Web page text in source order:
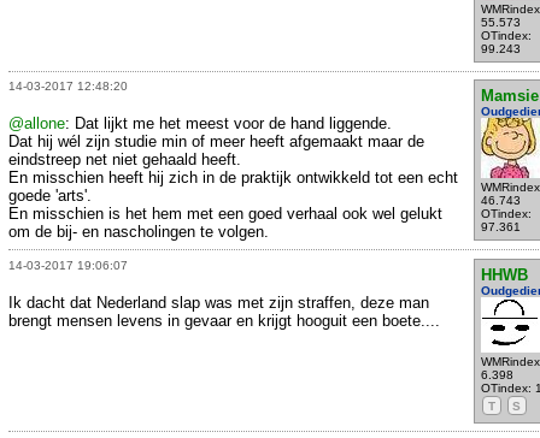
55.573
OTindex:
99.243
14-03-2017 12:48:20
Mamsie
46.743
OTindex:
97.361
@allone: Dat lijkt me het meest voor de hand liggende.
Dat hij wél zijn studie min of meer heeft afgemaakt maar de
eindstreep net niet gehaald heeft.
En misschien heeft hij zich in de praktijk ontwikkeld tot een echt
goede 'arts'.
En misschien is het hem met een goed verhaal ook wel gelukt
om de bij- en nascholingen te volgen.
14-03-2017 19:06:07
HHWB
6.398
OTindex:
T
S
Ik dacht dat Nederland slap was met zijn straffen, deze man
brengt mensen levens in gevaar en krijgt hooguit een boete....